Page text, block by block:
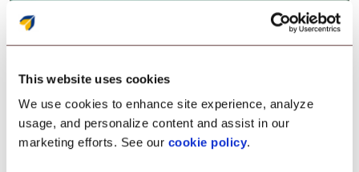
This website uses cookies
We use cookies to enhance site experience, analyze
usage, and personalize content and assist in our
marketing efforts. See our cookie policy.
DataWedge